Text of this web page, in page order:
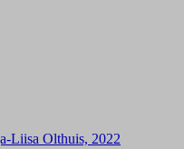
Liisa Olthuis, 2022